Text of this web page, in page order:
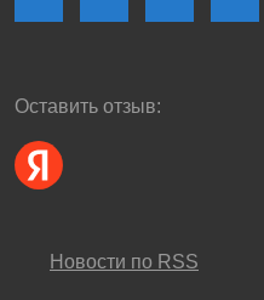
Оставить отзыв:
Новости по RSS